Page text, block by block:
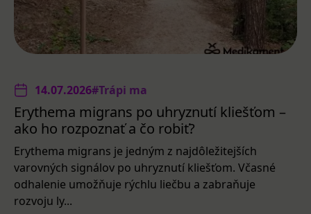
14.07.2026#Trápi ma
Erythema migrans po uhryznutí kliešťom –
ako ho rozpoznať a čo robiť?
Erythema migrans je jedným z najdôležitejších
varovných signálov po uhryznutí kliešťom. Včasné
odhalenie umožňuje rýchlu liečbu a zabraňuje
rozvoju ly...